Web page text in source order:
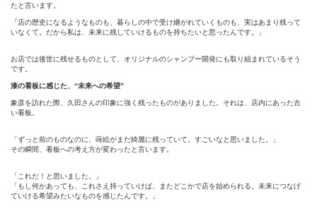
たと言います。
「店の歴史になるようなものも、暮らしの中で受け継がれていくものも、実はあまり残って
いなくて。だから私は、未来に残していけるものを持ちたいと思ったんです。」
お店では後世に残せるものとして、オリジナルのシャンプー開発にも取り組まれているそう
です。
漆の看板に感じた、“未来への希望”
象彦を訪れた際、久田さんの印象に強く残ったものがありました。それは、店内にあった古
い看板。
「ずっと前のものなのに、蒔絵がまだ綺麗に残っていて。すごいなと思いました。」
その瞬間、看板への考え方が変わったと言います。
「これだ！と思いました。」
「もし何かあっても、これさえ持っていけば、またどこかで店を始められる。未来につなげ
ていける希望みたいなものを感じたんです。」